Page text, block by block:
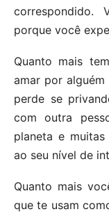
correspondido.
porque você
Quanto mais
amar por
perde se
com outra
planeta e
ao seu nível de
Quanto mais
que te usam